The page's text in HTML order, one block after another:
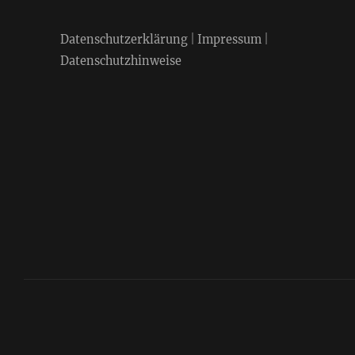
Datenschutzerklärung| Impressum|
Datenschutzhinweise